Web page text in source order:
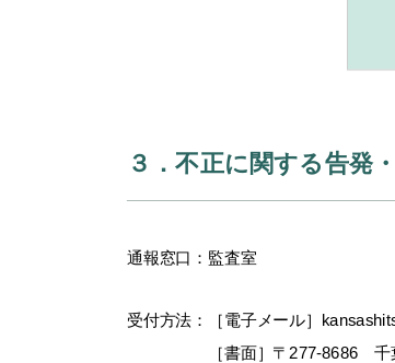
３．不正に関する告発
通報窓口：監査室
受付方法：［電子メール］
［書面］〒277-8686 千葉